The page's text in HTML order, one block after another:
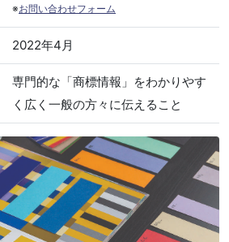
※お問い合わせフォーム
2022年4月
専門的な「商標情報」をわかりやす
く広く一般の方々に伝えること